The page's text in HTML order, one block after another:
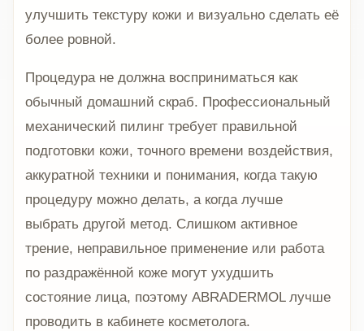
улучшить текстуру кожи и визуально сделать её
более ровной.
Процедура не должна восприниматься как
обычный домашний скраб. Профессиональный
механический пилинг требует правильной
подготовки кожи, точного времени воздействия,
аккуратной техники и понимания, когда такую
процедуру можно делать, а когда лучше
выбрать другой метод. Слишком активное
трение, неправильное применение или работа
по раздражённой коже могут ухудшить
состояние лица, поэтому ABRADERMOL лучше
проводить в кабинете косметолога.